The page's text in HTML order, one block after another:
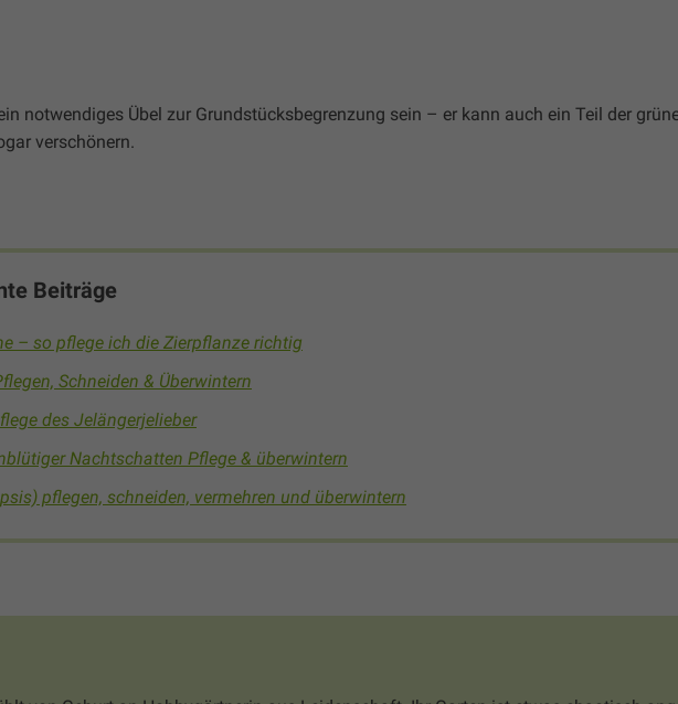
notwendiges Übel zur Grundstücksbegrenzung sein – er kann auch ein Teil der
verschönern.
Beiträge
– so pflege ich die Zierpflanze richtig
Schneiden & Überwintern
des Jelängerjelieber
Nachtschatten Pflege & überwintern
pflegen, schneiden, vermehren und überwintern